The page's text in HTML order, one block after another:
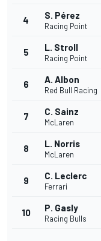
4 S. Pérez
Racing Point
5 L. Stroll
Racing Point
6 A. Albon
Red Bull Racing
7 C. Sainz
McLaren
8 L. Norris
McLaren
9 C. Leclerc
Ferrari
10 P. Gasly
Racing Bulls